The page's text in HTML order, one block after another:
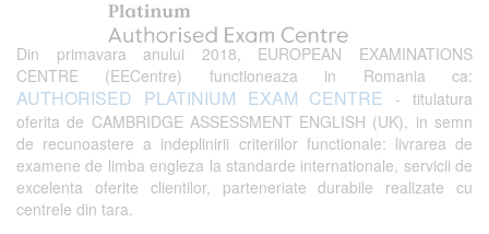
Din primavara anului 2018, EUROPEAN EXAMINATIONS
CENTRE (EECentre) functioneaza in Romania ca:
AUTHORISED PLATINIUM EXAM CENTRE - titulatura
oferita de CAMBRIDGE ASSESSMENT ENGLISH (UK), in semn
de recunoastere a indeplinirii criteriilor functionale: livrarea de
examene de limba engleza la standarde internationale, servicii de
excelenta oferite clientilor, parteneriate durabile realizate cu
centrele din tara.